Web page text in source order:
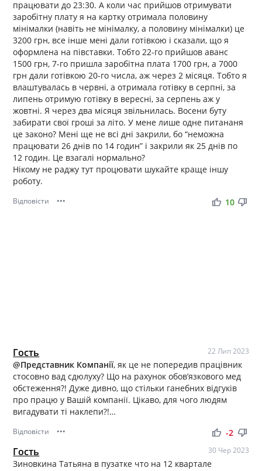
працювати до 23:30. А коли час прийшов отримувати
заробітну плату я на картку отримала половину
мінімалки (навіть не мінімалку, а половину мінімалки) це
3200 грн, все інше мені дали готівкою і сказали, що я
оформлена на півставки. Тобто 22-го прийшов аванс
1500 грн, 7-го пришла заробітна плата 1700 грн, а 7000
грн дали готівкою 20-го числа, аж через 2 місяця. Тобто я
влаштувалась в червні, а отримала готівку в серпні, за
липень отримую готівку в вересні, за серпень аж у
жовтні. Я через два місяця звільнилась. Восени буту
забирати свої гроші за літо. У мене лише одне питананя
це законо? Мені ще не всі дні закрили, бо “неможна
працювати 26 днів по 14 годин” і закрили як 25 днів по
12 годин. Це взагалі нормально?
Нікому не раджу тут процювати шукайте краще іншу
роботу.
Відповісти ••• thumb_up thumb_down
10
Гость 22 Лип 2023
@Представник Компанії, як це не попередив працівник
стосовно вад сдюлуху? Що на рахунок обов’язкового мед
обстеження?! Дуже дивно, що стільки ганебних відгуків
про працю у Вашій компанії. Цікаво, для чого людям
вигадувати ті наклепи?!…
Відповісти ••• thumb_up thumb_down
-2
Гость 30 Чер 2023
Зиновкина Татьяна в пузатке что на 12 квартале